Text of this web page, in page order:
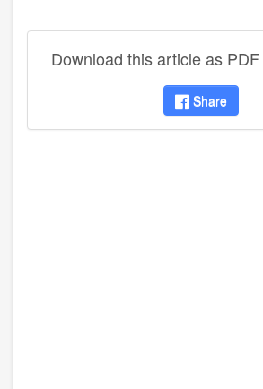
Download this article as
Share